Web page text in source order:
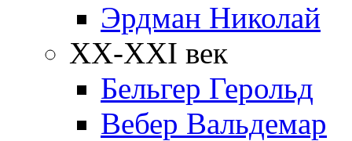
Эрдман Николай
ХХ-XXI век
Бельгер Герольд
Вебер Вальдемар